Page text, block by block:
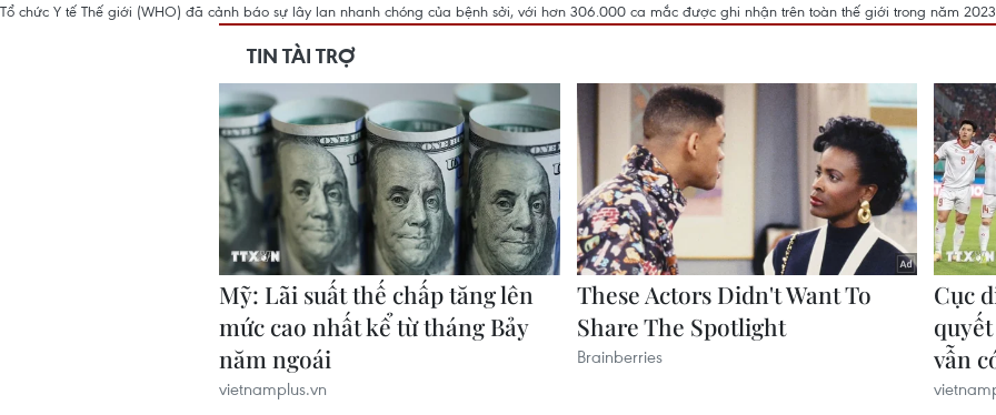
Tổ chức Y tế Thế giới (WHO) đã cảnh báo sự lây lan nhanh chóng của bệnh sởi, với hơn 306.000 ca mắc được ghi nhận trên toàn thế giới trong năm